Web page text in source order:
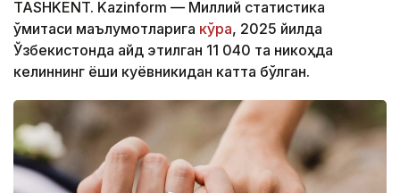
TASHKENT. Kazinform — Миллий статистика
қўмитаси маълумотларига кўра, 2025 йилда
Ўзбекистонда қайд этилган 11 040 та никоҳда
келиннинг ёши куёвникидан катта бўлган.